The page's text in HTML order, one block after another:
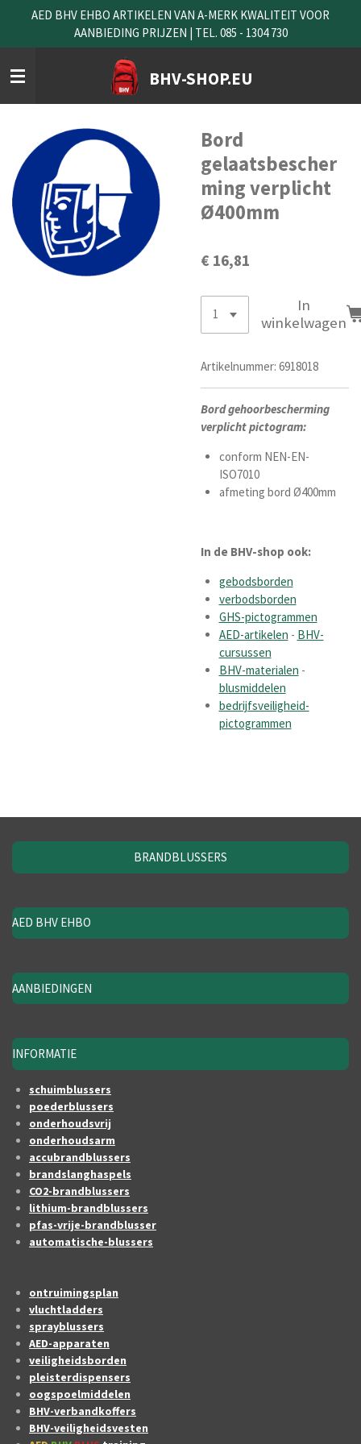
naar
de
hoofdinhoud
BHV-SHOP.EU
AED BHV EHBO ARTIKELEN VAN A-MERK KWALITEIT VOOR
AANBIEDING PRIJZEN | TEL. 085 - 1304 730
Bord
gelaatsbescher
ming verplicht
Ø400mm
€ 16,81
In
winkelwagen
Artikelnummer: 6918018
Bord gehoorbescherming
verplicht pictogram:
conform NEN-EN-
ISO7010
afmeting bord Ø400mm
In de BHV-shop ook:
gebodsborden
verbodsborden
GHS-pictogrammen
AED-artikelen - BHV-
cursussen
BHV-materialen -
blusmiddelen
bedrijfsveiligheid-
pictogrammen
BRANDBLUSSERS
AED BHV EHBO
AANBIEDINGEN
INFORMATIE
schuimblussers
poederblussers
onderhoudsvrij
onderhoudsarm
accubrandblussers
brandslanghaspels
CO2-brandblussers
lithium-brandblussers
pfas-vrije-brandblusser
automatische-blussers
ontruimingsplan
vluchtladders
sprayblussers
AED-apparaten
veiligheidsborden
pleisterdispensers
oogspoelmiddelen
BHV-verbandkoffers
BHV-veiligheidsvesten